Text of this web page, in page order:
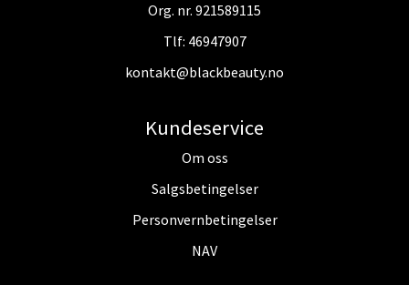
Org. nr. 921589115
Tlf: 46947907
kontakt@blackbeauty.no
Kundeservice
Om oss
Salgsbetingelser
Personvernbetingelser
NAV